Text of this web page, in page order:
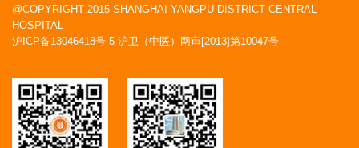
@COPYRIGHT 2015 SHANGHAI YANGPU DISTRICT CENTRAL
HOSPITAL
沪ICP备13046418号-5 沪卫（中医）网审[2013]第10047号